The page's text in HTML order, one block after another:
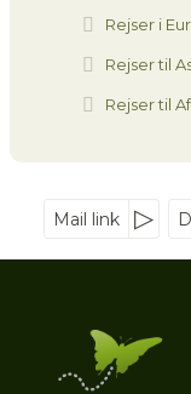
Rejser i
Rejser til
Rejser til
Mail link